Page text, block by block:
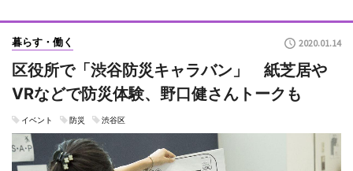
暮らす・働く 2020.01.14
区役所で「渋谷防災キャラバン」 紙芝居や
VRなどで防災体験、野口健さんトークも
イベント 防災 渋谷区